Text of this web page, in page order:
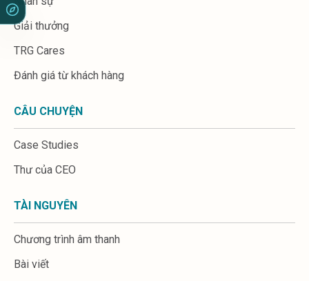
Giải thưởng
TRG Cares
Đánh giá từ khách hàng
CÂU CHUYỆN
Case Studies
Thư của CEO
TÀI NGUYÊN
Chương trình âm thanh
Bài viết